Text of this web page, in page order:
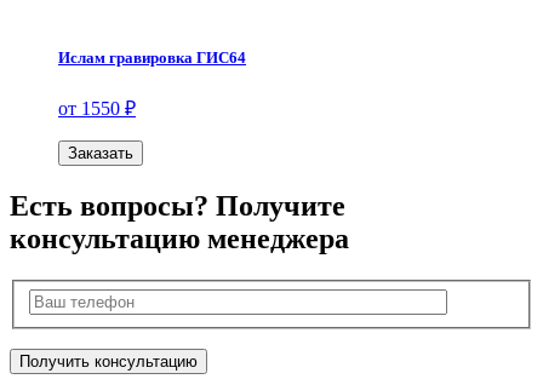
Ислам гравировка ГИС64
от 1550 ₽
Заказать
Есть вопросы? Получите
консультацию менеджера